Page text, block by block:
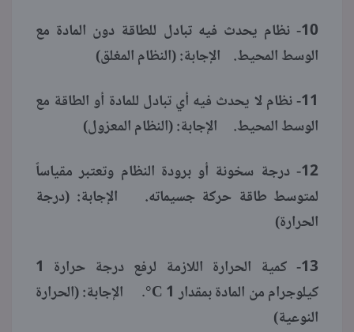
10- نظام يحدث فيه تبادل للطاقة دون المادة مع
الوسط المحيط. الإجابة: (النظام المغلق)
11- نظام لا يحدث فيه أي تبادل للمادة أو الطاقة مع
الوسط المحيط. الإجابة: (النظام المعزول)
12- درجة سخونة أو برودة النظام وتعتبر مقياساً
لمتوسط طاقة حركة جسيماته. الإجابة: (درجة
الحرارة)
13- كمية الحرارة اللازمة لرفع درجة حرارة 1
كيلوجرام من المادة بمقدار 1 C°. الإجابة: (الحرارة
النوعية)